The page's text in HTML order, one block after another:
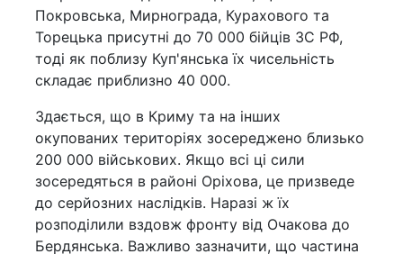
Покровська, Мирнограда, Курахового та
Торецька присутні до 70 000 бійців ЗС РФ,
тоді як поблизу Куп'янська їх чисельність
складає приблизно 40 000.
Здається, що в Криму та на інших
окупованих територіях зосереджено близько
200 000 військових. Якщо всі ці сили
зосередяться в районі Оріхова, це призведе
до серйозних наслідків. Наразі ж їх
розподілили вздовж фронту від Очакова до
Бердянська. Важливо зазначити, що частина